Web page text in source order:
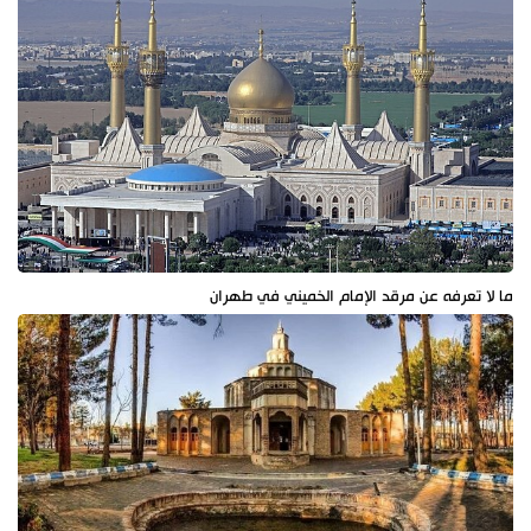
ما لا تعرفه عن مرقد الإمام الخميني في طهران